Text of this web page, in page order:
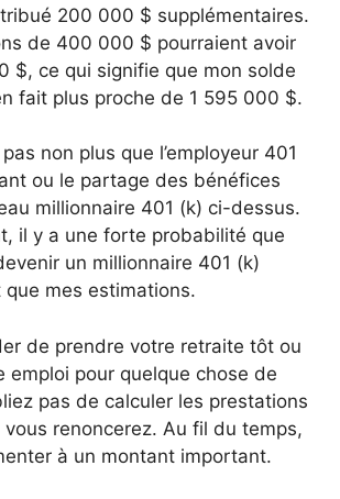
200 000 $ supplémentaires.
de 400 000 $ pourraient avoir
$, ce qui signifie que mon solde
fait plus proche de 1 595 000 $.
non plus que l’employeur 401
ou le partage des bénéfices
millionnaire 401 (k) ci-dessus.
il y a une forte probabilité que
un millionnaire 401 (k)
mes estimations.
de prendre votre retraite tôt ou
emploi pour quelque chose de
pas de calculer les prestations
renoncerez. Au fil du temps,
à un montant important.